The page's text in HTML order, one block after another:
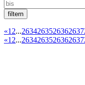
«12...2634263526362637
«12...2634263526362637